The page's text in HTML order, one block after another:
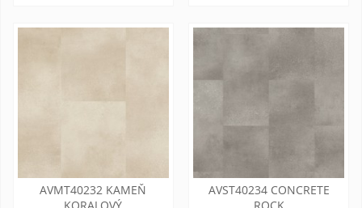
AVMT40232 KAMEŇ
AVST40234 CONCRETE